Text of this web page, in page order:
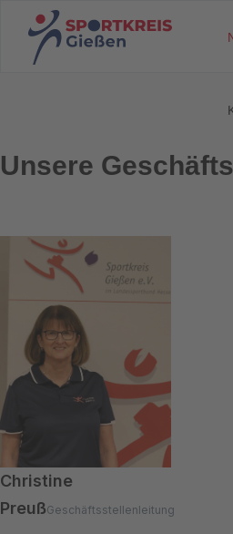
Unsere
Christine
PreußGeschäftsstellenleitung